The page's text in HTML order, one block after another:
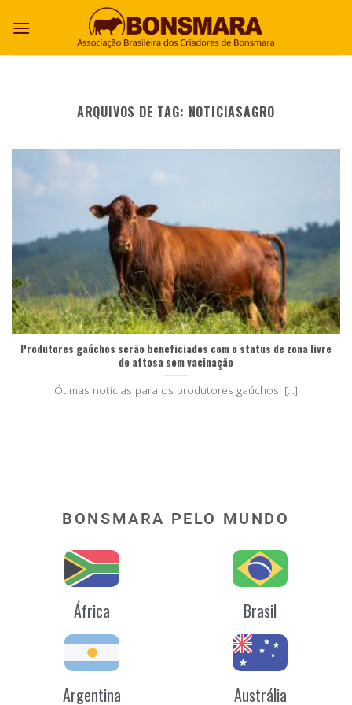
ARQUIVOS DE TAG: NOTICIASAGRO
Produtores gaúchos serão beneficiados com o status de zona livre
de aftosa sem vacinação
Ótimas notícias para os produtores gaúchos! [...]
BONSMARA PELO MUNDO
África Brasil
Argentina Austrália